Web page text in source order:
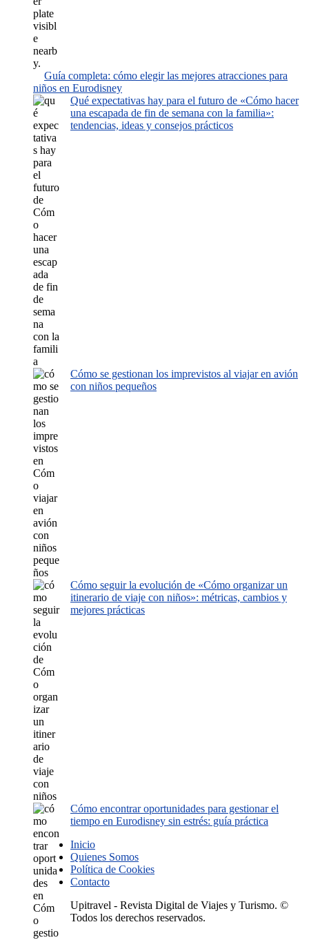
Guía completa: cómo elegir las mejores atracciones para
niños en Eurodisney
Qué expectativas hay para el futuro de «Cómo hacer
una escapada de fin de semana con la familia»:
tendencias, ideas y consejos prácticos
Cómo se gestionan los imprevistos al viajar en avión
con niños pequeños
Cómo seguir la evolución de «Cómo organizar un
itinerario de viaje con niños»: métricas, cambios y
mejores prácticas
Cómo encontrar oportunidades para gestionar el
tiempo en Eurodisney sin estrés: guía práctica
Inicio
Quienes Somos
Política de Cookies
Contacto
Upitravel - Revista Digital de Viajes y Turismo. ©
Todos los derechos reservados.